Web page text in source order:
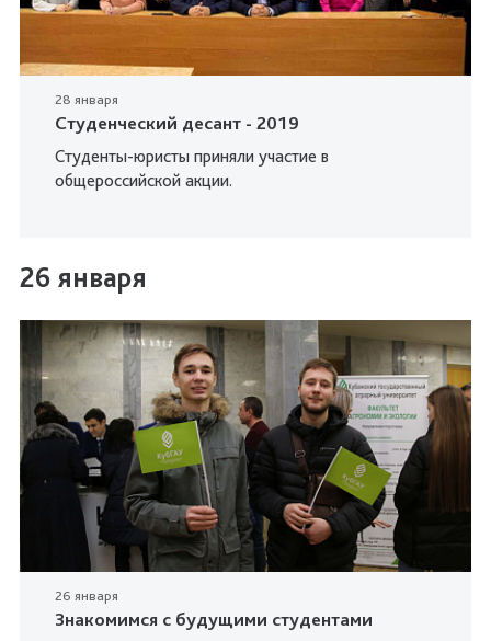
28 января
Студенческий десант - 2019
Студенты-юристы приняли участие в
общероссийской акции.
26 января
26 января
Знакомимся с будущими студентами